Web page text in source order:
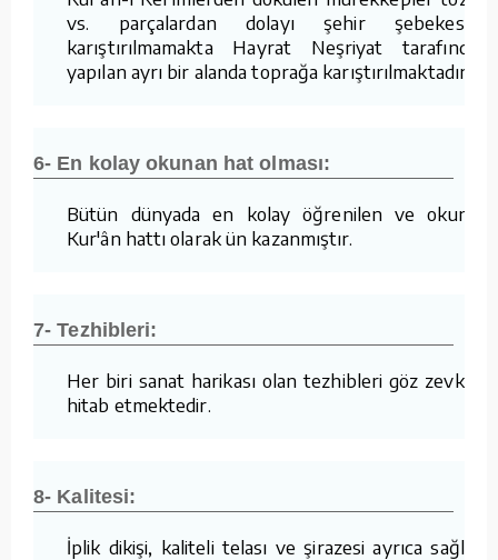
vs. parçalardan dolayı şehir şebekesine
karıştırılmamakta Hayrat Neşriyat tarafından
yapılan ayrı bir alanda toprağa karıştırılmaktadır.
6- En kolay okunan hat olması:
Bütün dünyada en kolay öğrenilen ve okunan
Kur'ân hattı olarak ün kazanmıştır.
7- Tezhibleri:
Her biri sanat harikası olan tezhibleri göz zevkine
hitab etmektedir.
8- Kalitesi:
İplik dikişi, kaliteli telası ve şirazesi ayrıca sağlam